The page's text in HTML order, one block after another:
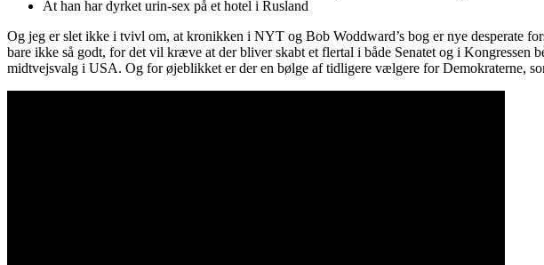
At han har dyrket urin-sex på et hotel i Rusland
Og jeg er slet ikke i tvivl om, at kronikken i NYT og Bob Woddward’s bog er nye desperate
bare ikke så godt, for det vil kræve at der bliver skabt et flertal i både Senatet og i Kongressen
midtvejsvalg i USA. Og for øjeblikket er der en bølge af tidligere vælgere for Demokraterne,